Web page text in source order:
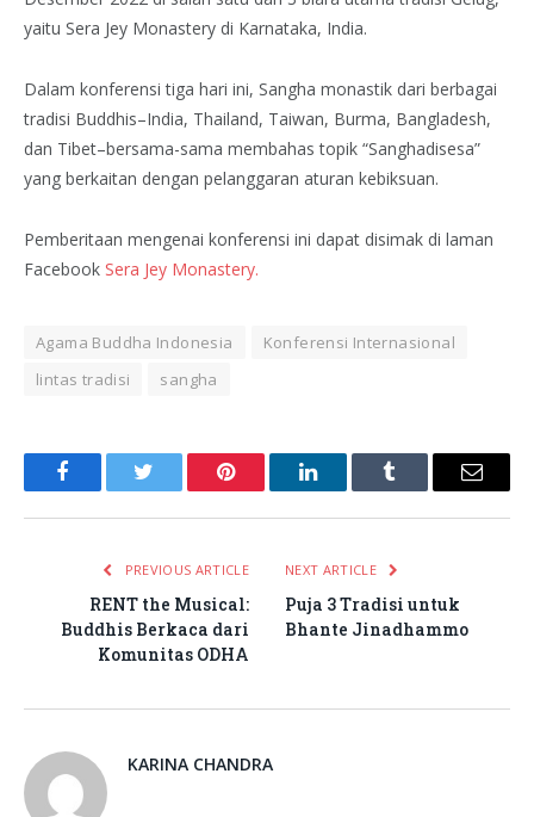
yaitu Sera Jey Monastery di Karnataka, India.
Dalam konferensi tiga hari ini, Sangha monastik dari berbagai
tradisi Buddhis–India, Thailand, Taiwan, Burma, Bangladesh,
dan Tibet–bersama-sama membahas topik “Sanghadisesa”
yang berkaitan dengan pelanggaran aturan kebiksuan.
Pemberitaan mengenai konferensi ini dapat disimak di laman
Facebook Sera Jey Monastery.
Agama Buddha Indonesia
Konferensi Internasional
lintas tradisi
sangha
FacebookTwitter Pinterest LinkedInTumblr Email
PREVIOUS ARTICLE
RENT the Musical:
Buddhis Berkaca dari
Komunitas ODHA
NEXT ARTICLE
Puja 3 Tradisi untuk
Bhante Jinadhammo
KARINA CHANDRA